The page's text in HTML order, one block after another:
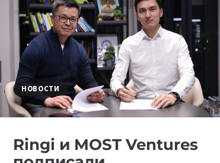
НОВОСТИ
Ringi и MOST Ventures